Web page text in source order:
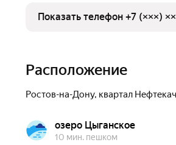
Показать телефон +7 (×××)
Расположение
Ростов-на-Дону, квартал
озеро Цыганское
10 мин. пешком